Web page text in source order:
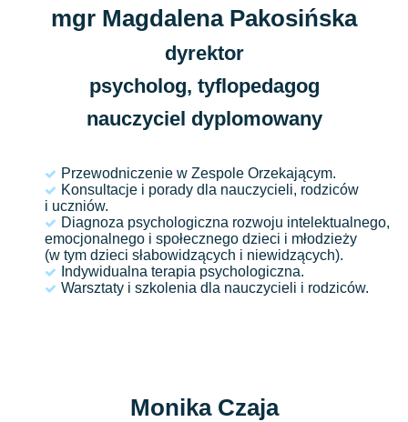
mgr Magdalena Pakosińska
dyrektor
psycholog, tyflopedagog
nauczyciel dyplomowany
Przewodniczenie w Zespole Orzekającym.
Konsultacje i porady dla nauczycieli, rodziców
i uczniów.
Diagnoza psychologiczna rozwoju intelektualnego,
emocjonalnego i społecznego dzieci i młodzieży
(w tym dzieci słabowidzących i niewidzących).
Indywidualna terapia psychologiczna.
Warsztaty i szkolenia dla nauczycieli i rodziców.
Monika Czaja